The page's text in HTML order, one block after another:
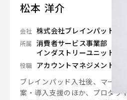
松本 洋介
会社 株式会社ブレインパッド
所属 消費者サービス事業部
インダストリーユニット
役職 アカウントマネジメント部
ブレインパッド入社後、マーケ
案・導入支援のほか、プロダク